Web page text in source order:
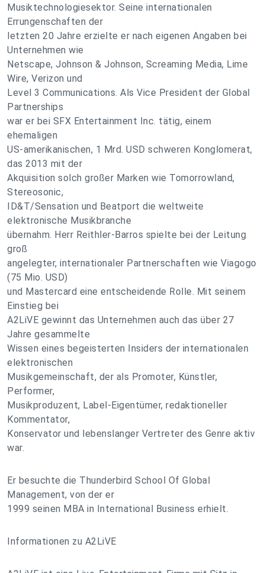
Musiktechnologiesektor. Seine internationalen
Errungenschaften der
letzten 20 Jahre erzielte er nach eigenen Angaben bei
Unternehmen wie
Netscape, Johnson & Johnson, Screaming Media, Lime
Wire, Verizon und
Level 3 Communications. Als Vice President der Global
Partnerships
war er bei SFX Entertainment Inc. tätig, einem
ehemaligen
US-amerikanischen, 1 Mrd. USD schweren Konglomerat,
das 2013 mit der
Akquisition solch großer Marken wie Tomorrowland,
Stereosonic,
ID&T/Sensation und Beatport die weltweite
elektronische Musikbranche
übernahm. Herr Reithler-Barros spielte bei der Leitung
groß
angelegter, internationaler Partnerschaften wie Viagogo
(75 Mio. USD)
und Mastercard eine entscheidende Rolle. Mit seinem
Einstieg bei
A2LiVE gewinnt das Unternehmen auch das über 27
Jahre gesammelte
Wissen eines begeisterten Insiders der internationalen
elektronischen
Musikgemeinschaft, der als Promoter, Künstler,
Performer,
Musikproduzent, Label-Eigentümer, redaktioneller
Kommentator,
Konservator und lebenslanger Vertreter des Genre aktiv
war.
Er besuchte die Thunderbird School Of Global
Management, von der er
1999 seinen MBA in International Business erhielt.
Informationen zu A2LiVE